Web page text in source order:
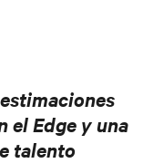
el Edge y una
talento